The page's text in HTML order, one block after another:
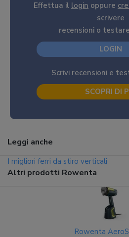
Effettua il login oppure
scrivere
recensioni o
LOGIN
Scrivi recensioni e
SCOPRI DI
Leggi anche
I migliori ferri da stiro verticali
Altri prodotti Rowenta
Rowenta